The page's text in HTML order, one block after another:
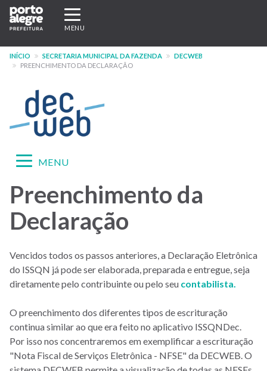
Pular
para
conteúdo
principal
Expandir/recolher
navegação
MENU
INÍCIO SECRETARIA MUNICIPAL DA FAZENDA
DECWEB
PREENCHIMENTO DA DECLARAÇÃO
Menu
-
Hotsite
DECWEB
Expandir/recolher
MENU
Preenchimento da
Declaração
Vencidos todos os passos anteriores, a Declaração Eletrônica
do ISSQN já pode ser elaborada, preparada e entregue, seja
diretamente pelo contribuinte ou pelo seu contabilista.
O preenchimento dos diferentes tipos de escrituração
continua similar ao que era feito no aplicativo ISSQNDec.
Por isso nos concentraremos em exemplificar a escrituração
"Nota Fiscal de Serviços Eletrônica - NFSE" da DECWEB. O